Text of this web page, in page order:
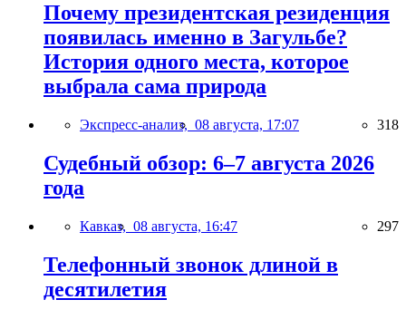
Почему президентская резиденция
появилась именно в Загульбе?
История одного места, которое
выбрала сама природа
Экспресс-анализ, 08 августа, 17:07 318
Судебный обзор: 6–7 августа 2026
года
Кавказ, 08 августа, 16:47 297
Телефонный звонок длиной в
десятилетия